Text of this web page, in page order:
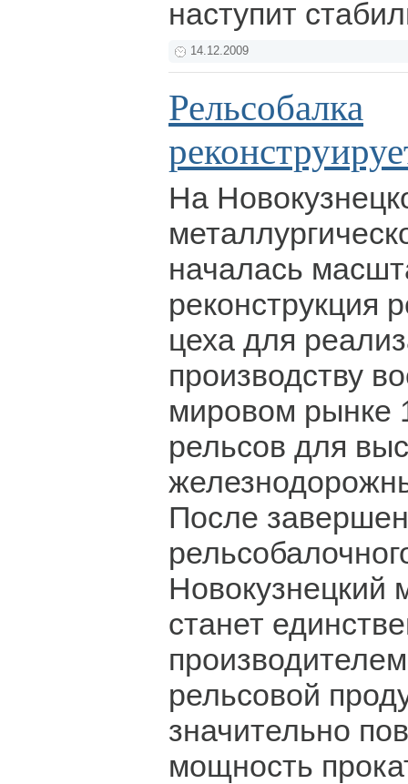
наступит
14.12.2009
Рельсобалка
На
началась
реконструкция
цеха для
производству
мировом рынке
рельсов для
После
Новокузнецкий
станет
рельсовой
значительно
мощность